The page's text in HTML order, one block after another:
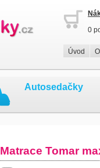
0
Úvod
Autosedačky
Matrace Tomar